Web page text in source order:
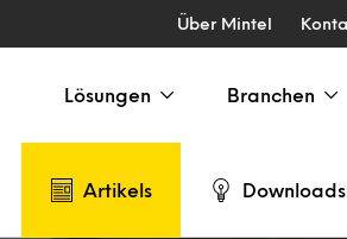
Über Mintel
Lösungen Branchen
Artikels Downloads